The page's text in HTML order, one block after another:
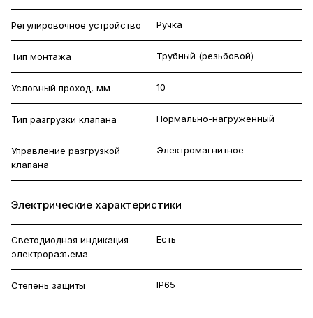
Регулировочное устройство Ручка
Тип монтажа Трубный (резьбовой)
Условный проход, мм 10
Тип разгрузки клапана Нормально-нагруженный
Управление разгрузкой
клапана
Электромагнитное
Электрические характеристики
Светодиодная индикация
электроразъема
Есть
Степень защиты IP65